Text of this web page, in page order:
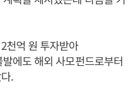
억 원 투자받아
에도 해외 사모펀드로부터
.